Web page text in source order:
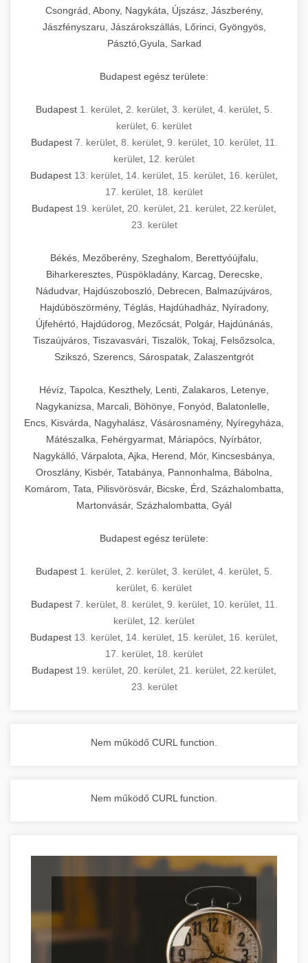
Csongrád, Abony, Nagykáta, Újszász, Jászberény,
Jászfényszaru, Jászárokszállás, Lőrinci, Gyöngyös,
Pásztó,Gyula, Sarkad
Budapest egész területe:
Budapest 1. kerület 2. kerület 3. kerület 4. kerület 5.
kerület 6. kerület
Budapest 7. kerület, 8. kerület, 9. kerület, 10. kerület, 11.
kerület 12. kerület
Budapest 13. kerület 14. kerület 15. kerület 16. kerület
17. kerület 18. kerület
Budapest 19. kerület 20. kerület 21. kerület 22.kerület
23. kerület
Békés, Mezőberény, Szeghalom, Berettyóújfalu,
Biharkeresztes, Püspökladány, Karcag, Derecske,
Nádudvar, Hajdúszoboszló, Debrecen, Balmazújváros,
Hajdúböszörmény, Téglás, Hajdúhadház, Nyíradony,
Újfehértó, Hajdúdorog, Mezőcsát, Polgár, Hajdúnánás,
Tiszaújváros, Tiszavasvári, Tiszalök, Tokaj, Felsőzsolca,
Szikszó, Szerencs, Sárospatak, Zalaszentgrót
Hévíz, Tapolca, Keszthely, Lenti, Zalakaros, Letenye,
Nagykanizsa, Marcali, Böhönye, Fonyód, Balatonlelle,
Encs, Kisvárda, Nagyhalász, Vásárosnamény, Nyíregyháza,
Mátészalka, Fehérgyarmat, Máriapócs, Nyírbátor,
Nagykálló, Várpalota, Ajka, Herend, Mór, Kincsesbánya,
Oroszlány, Kisbér, Tatabánya, Pannonhalma, Bábolna,
Komárom, Tata, Pilisvörösvár, Bicske, Érd, Százhalombatta,
Martonvásár, Százhalombatta, Gyál
Budapest egész területe:
Budapest 1. kerület 2. kerület 3. kerület 4. kerület 5.
kerület 6. kerület
Budapest 7. kerület, 8. kerület, 9. kerület, 10. kerület, 11.
kerület 12. kerület
Budapest 13. kerület 14. kerület 15. kerület 16. kerület
17. kerület 18. kerület
Budapest 19. kerület 20. kerület 21. kerület 22.kerület
23. kerület
Nem működő CURL function.
Nem működő CURL function.